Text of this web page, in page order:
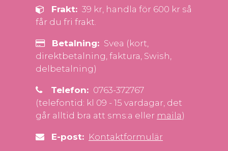
Frakt: 39 kr, handla för 600 kr så
får du fri frakt.
Betalning: Svea (kort,
direktbetalning, faktura, Swish,
delbetalning)
Telefon: 0763-372767
(telefontid: kl 09 - 15 vardagar, det
går alltid bra att sms:a eller maila)
E-post: Kontaktformulär